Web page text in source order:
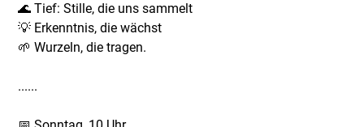
🌊 Tief: Stille, die uns sammelt
💡 Erkenntnis, die wächst
🌱 Wurzeln, die tragen.
......